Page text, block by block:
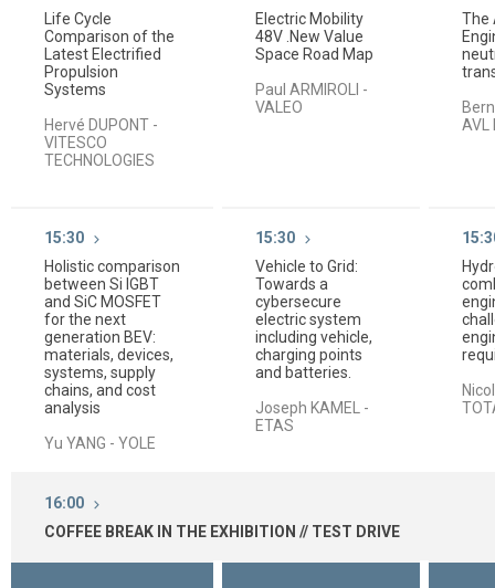
Life Cycle
Comparison of the
Latest Electrified
Propulsion
Systems
Hervé DUPONT -
VITESCO
TECHNOLOGIES
Electric Mobility
48V .New Value
Space Road Map
Paul ARMIROLI -
VALEO
The
AVL
15:30
Holistic comparison
between Si IGBT
and SiC MOSFET
for the next
generation BEV:
materials, devices,
systems, supply
chains, and cost
analysis
Yu YANG - YOLE
15:30
Vehicle to Grid:
Towards a
cybersecure
electric system
including vehicle,
charging points
and batteries.
Joseph KAMEL -
ETAS
16:00
COFFEE BREAK IN THE EXHIBITION // TEST DRIVE